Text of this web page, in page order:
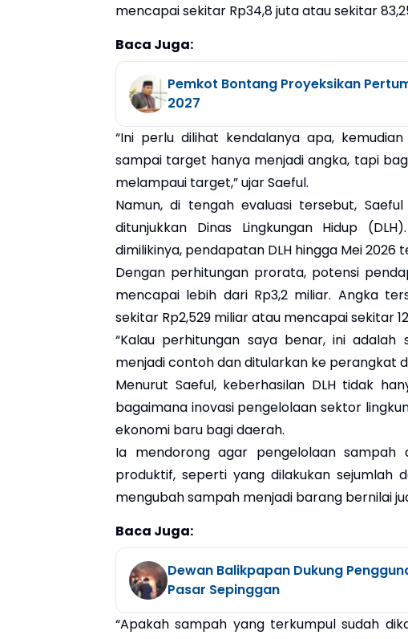
mencapai sekitar Rp34,8 juta atau sekitar
Baca Juga:
Pemkot Bontang Proyeksikan
2027
“Ini perlu dilihat kendalanya apa,
sampai target hanya menjadi angka, tapi
melampaui target,” ujar Saeful.
Namun, di tengah evaluasi tersebut,
ditunjukkan Dinas Lingkungan Hidup
dimilikinya, pendapatan DLH hingga Mei 2026
Dengan perhitungan prorata, potensi
mencapai lebih dari Rp3,2 miliar. Angka
sekitar Rp2,529 miliar atau mencapai sekitar
“Kalau perhitungan saya benar, ini
menjadi contoh dan ditularkan ke perangkat
Menurut Saeful, keberhasilan DLH tidak
bagaimana inovasi pengelolaan sektor
ekonomi baru bagi daerah.
Ia mendorong agar pengelolaan sampah
produktif, seperti yang dilakukan sejumlah
mengubah sampah menjadi barang bernilai
Baca Juga:
Dewan Balikpapan Dukung
Pasar Sepinggan
“Apakah sampah yang terkumpul sudah